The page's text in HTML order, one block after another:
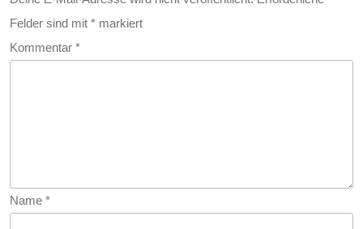
Felder sind mit * markiert
Kommentar *
Name *